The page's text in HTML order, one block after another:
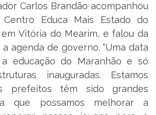
Carlos Brandão acompanhou
Educa Mais Estado do
Vitória do Mearim, e falou da
agenda de governo. “Uma data
educação do Maranhão e só
inauguradas. Estamos
prefeitos têm sido grandes
que possamos melhorar a